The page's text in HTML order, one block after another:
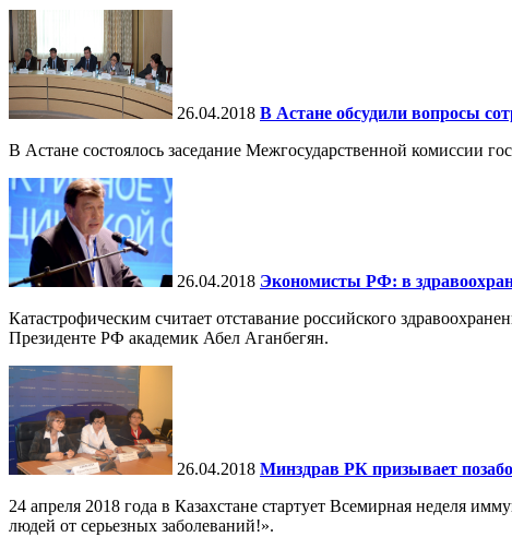
26.04.2018 В Астане обсудили вопросы
В Астане состоялось заседание Межгосударственной комиссии
26.04.2018 Экономисты РФ: в
Катастрофическим считает отставание российского
Президенте РФ академик Абел Аганбегян.
26.04.2018 Минздрав РК призывает
24 апреля 2018 года в Казахстане стартует Всемирная неделя
людей от серьезных заболеваний!».